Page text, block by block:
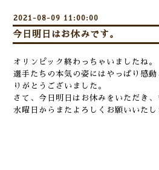
2021-08-09 11:00:00
今日明日はお休みです。
オリンピック終わっちゃいましたね。
選手たちの本気の姿にはやっぱり感
りがとうございました。
さて、今日明日はお休みをいただき、
水曜日からまたよろしくお願いいたし